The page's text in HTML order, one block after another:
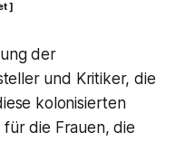
]
der
und Kritiker, die
kolonisierten
die Frauen, die